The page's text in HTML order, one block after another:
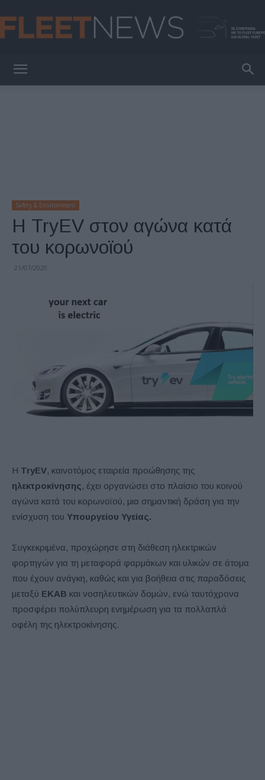
Safety & Environment
Η TryEV στον αγώνα κατά
του κορωνοϊού
21/07/2020
Η TryEV, καινοτόμος εταιρεία προώθησης της
ηλεκτροκίνησης , έχει οργανώσει στο πλαίσιο του κοινού
αγώνα κατά του κορωνοϊού, μια σημαντική δράση για την
ενίσχυση του Υπουργείου Υγείας.
Συγκεκριμένα, προχώρησε στη διάθεση ηλεκτρικών
φορτηγών για τη μεταφορά φαρμάκων και υλικών σε άτομα
που έχουν ανάγκη, καθώς και για βοήθεια στις παραδόσεις
μεταξύ ΕΚΑΒ και νοσηλευτικών δομών, ενώ ταυτόχρονα
προσφέρει πολύπλευρη ενημέρωση για τα πολλαπλά
οφέλη της ηλεκτροκίνησης.